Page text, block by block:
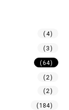
(4)
(3)
(64)
(2)
(2)
(184)